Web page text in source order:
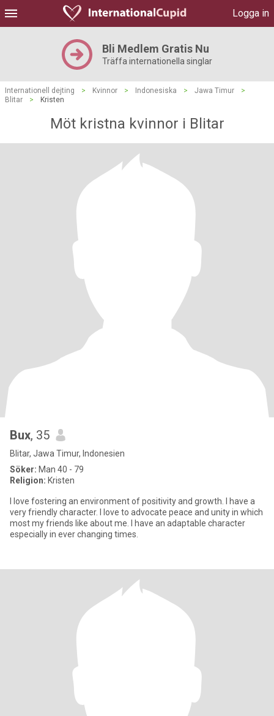
Logga in
Bli Medlem Gratis Nu
Träffa internationella singlar
Internationell dejting > Kvinnor > Indonesiska > Jawa Timur
>
Blitar
> Kristen
Möt kristna kvinnor i Blitar
Bux, 35
Blitar, Jawa Timur, Indonesien
Söker: Man 40 - 79
Religion: Kristen
I love fostering an environment of positivity and growth. I have a
very friendly character. I love to advocate peace and unity in which
most my friends like about me. I have an adaptable character
especially in ever changing times.